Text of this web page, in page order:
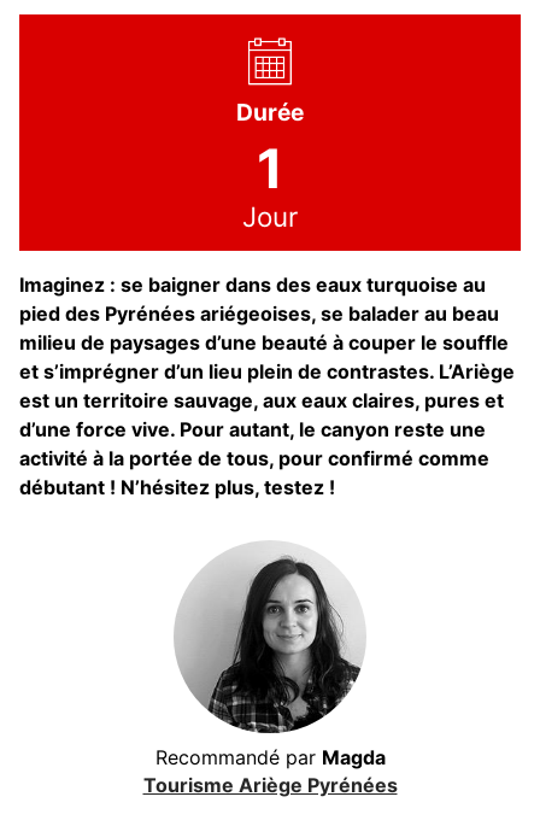
Durée
1
Jour
Imaginez : se baigner dans des eaux turquoise au
pied des Pyrénées ariégeoises, se balader au beau
milieu de paysages d’une beauté à couper le souffle
et s’imprégner d’un lieu plein de contrastes. L’Ariège
est un territoire sauvage, aux eaux claires, pures et
d’une force vive. Pour autant, le canyon reste une
activité à la portée de tous, pour confirmé comme
débutant ! N’hésitez plus, testez !
Recommandé par Magda
Tourisme Ariège Pyrénées